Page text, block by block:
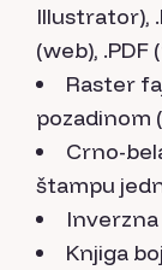
Illustrator),
(web), .PDF
Raster
pozadinom
Crno-
štampu
Knjiga